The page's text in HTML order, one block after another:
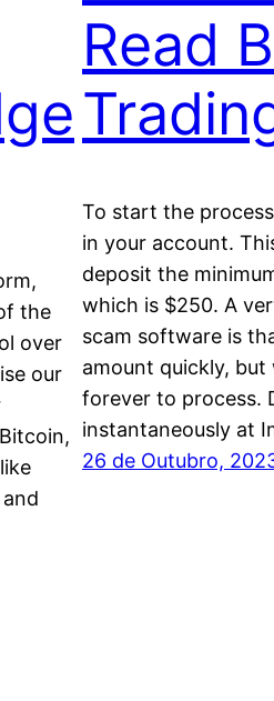
the
over
our
Read
To start the
in your account.
deposit the
which is $250. A
scam software is
amount quickly,
forever to process.
instantaneously at
26 de Outubro,